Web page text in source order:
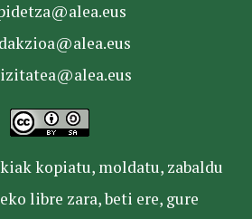
kopiatu, moldatu, zabaldu
libre zara, beti ere, gure